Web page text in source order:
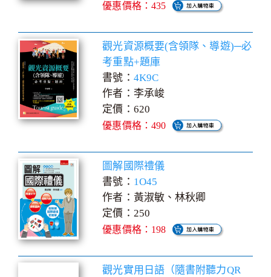
優惠價格：435
觀光資源概要(含領隊、導遊)─必
考重點+題庫
書號： 4K9C
作者：李承峻
定價：620
優惠價格：490
圖解國際禮儀
書號： 1O45
作者：黃淑敏、林秋卿
定價：250
優惠價格：198
觀光實用日語（隨書附聽力QR